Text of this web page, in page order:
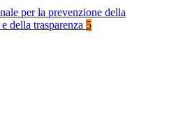
per la prevenzione della
della trasparenza 5